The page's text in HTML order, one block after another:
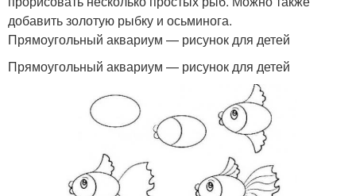
добавить золотую рыбку и осьминога.
Прямоугольный аквариум — рисунок для детей
Прямоугольный аквариум — рисунок для детей